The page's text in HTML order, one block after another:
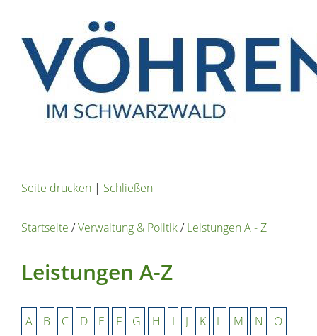
Seite drucken | Schließen
Startseite /Verwaltung & Politik/Leistungen A - Z
Leistungen A-Z
A B C D E F G H I J K L M N O